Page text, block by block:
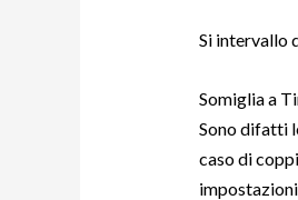
Si intervallo
Somiglia a
Sono difatti
caso di